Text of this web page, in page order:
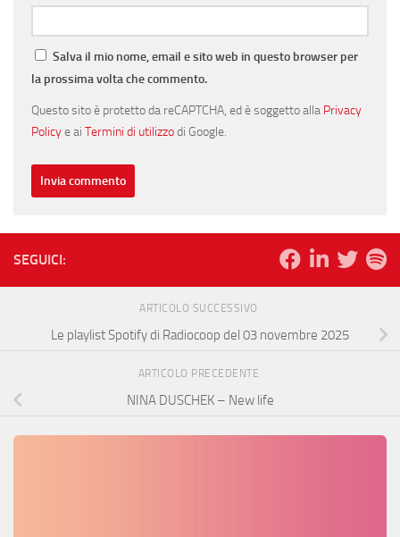
Salva il mio nome, email e sito web in questo browser per
la prossima volta che commento.
Questo sito è protetto da reCAPTCHA, ed è soggetto alla Privacy
Policye ai Termini di utilizzodi Google.
SEGUICI:
ARTICOLO SUCCESSIVO
Le playlist Spotify di Radiocoop del 03 novembre 2025
ARTICOLO PRECEDENTE
NINA DUSCHEK – New life